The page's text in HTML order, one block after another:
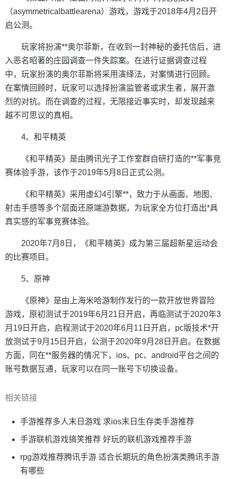
（asymmetricalbattlearena）游戏，游戏于2018年4月2日开
启公测。
玩家将扮演**奥尔菲斯，在收到一封神秘的委托信后，进
入恶名昭著的庄园调查一件失踪案。在进行证据调查过程
中，玩家扮演的奥尔菲斯将采用演绎法，对案情进行回顾。
在案情回顾时，玩家可以选择扮演监管者或求生者，展开激
烈的对抗。而在调查的过程，无限接近事实时，却发现越来
越不可思议的真相。
4、和平精英
《和平精英》是由腾讯光子工作室群自研打造的**军事竞
赛体验手游，该作于2019年5月8日正式公测。
《和平精英》采用虚幻4引擎**，致力于从画面、地图、
射击手感等多个层面还原端游数据，为玩家全方位打造出*具
真实感的军事竞赛体验。
2020年7月8日，《和平精英》成为第三届超新星运动会
的比赛项目。
5、原神
《原神》是由上海米哈游制作发行的一款开放世界冒险
游戏，原初测试于2019年6月21日开启，再临测试于2020年3
月19日开启，启程测试于2020年6月11日开启，pc版技术*开
放测试于9月15日开启，公测于2020年9月28日开启。在数据
方面，同在**服务器的情况下，ios、pc、android平台之间的
账号数据互通，玩家可以在同一账号下切换设备。
相关链接
手游推荐多人末日游戏 求ios末日生存类手游推荐
手游联机游戏搞笑推荐 好玩的联机游戏推荐手游
rpg游戏推荐腾讯手游 适合长期玩的角色扮演类腾讯手游
有哪些